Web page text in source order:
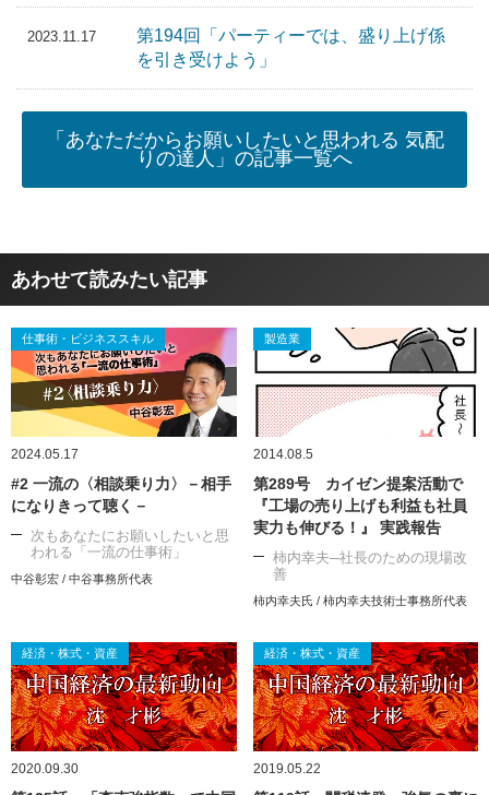
2023.11.17
第194回「パーティーでは、盛り上げ係
を引き受けよう」
「あなただからお願いしたいと思われる 気配
りの達人」の記事一覧へ
あわせて読みたい記事
仕事術・ビジネススキル
2024.05.17
#2 一流の〈相談乗り力〉－相手
になりきって聴く－
次もあなたにお願いしたいと思
われる「一流の仕事術」
中谷彰宏 / 中谷事務所代表
製造業
2014.08.5
第289号 カイゼン提案活動で
『工場の売り上げも利益も社員
実力も伸びる！』 実践報告
柿内幸夫─社長のための現場改
善
柿内幸夫氏 / 柿内幸夫技術士事務所代表
経済・株式・資産
2020.09.30
経済・株式・資産
2019.05.22